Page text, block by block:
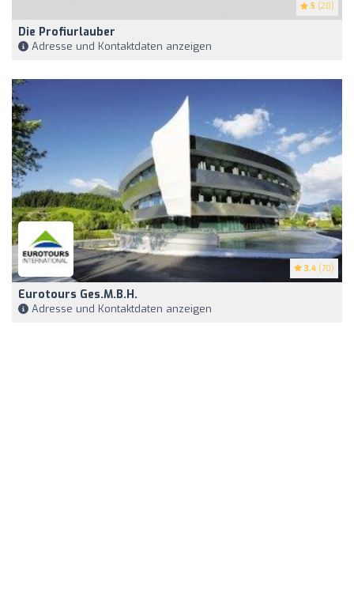
5 (20)
Die Profiurlauber
Adresse und Kontaktdaten anzeigen
3.4 (70)
Eurotours Ges.m.b.H.
Adresse und Kontaktdaten anzeigen